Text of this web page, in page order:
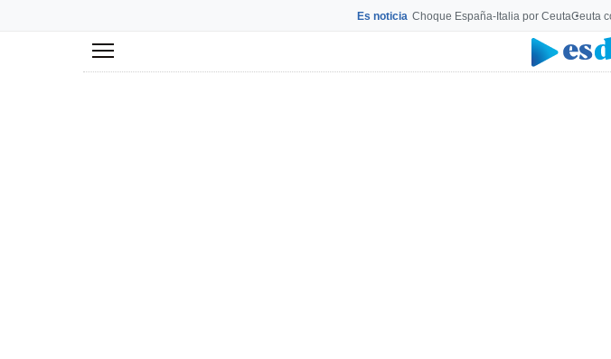
Es noticia Choque España-Italia por CeutaCeuta
Menú